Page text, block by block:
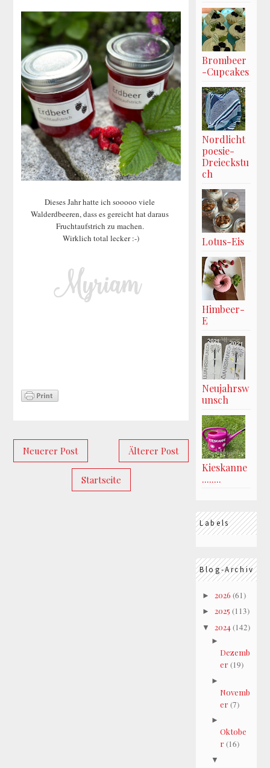
Dieses Jahr hatte ich sooooo viele
Walderdbeeren, dass es gereicht hat daraus
Fruchtaufstrich zu machen.
Wirklich total lecker :-)
Neuerer Post Älterer Post
Startseite
Brombeer
-Cupcakes
Nordlicht
poesie-
Dreieckstu
ch
Lotus-Eis
Himbeer-
E
Neujahrsw
unsch
Kieskanne
........
Labels
Blog-Archiv
► 2026 (61)
► 2025 (113)
▼ 2024(142)
►
Dezemb
er(19)
►
Novemb
er(7)
►
Oktobe
r(16)
▼